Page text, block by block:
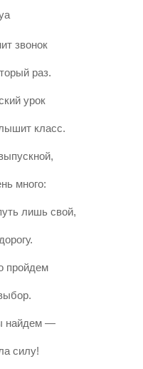
звонок
раз.
урок
класс.
много:
лишь свой,
пройдем
найдем —
силу!